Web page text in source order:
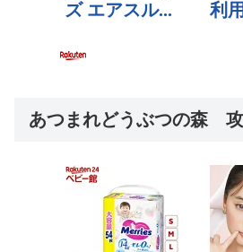
あつまれどうぶつの森